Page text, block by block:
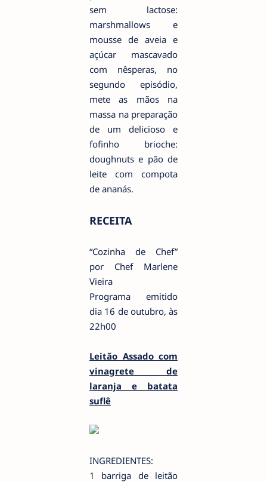
sem lactose:
marshmallows e
mousse de aveia e
açúcar mascavado
com nêsperas, no
segundo episódio,
mete as mãos na
massa na preparação
de um delicioso e
fofinho brioche:
doughnuts e pão de
leite com compota
de ananás.
RECEITA
“Cozinha de Chef”
por Chef Marlene
Vieira
Programa emitido
dia 16 de outubro, às
22h00
Leitão Assado com
vinagrete de
laranja e batata
suflê
INGREDIENTES:
1 barriga de leitão